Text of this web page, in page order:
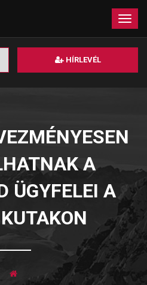
HÍRLEVÉL
×
A
ÜGYFELEI A